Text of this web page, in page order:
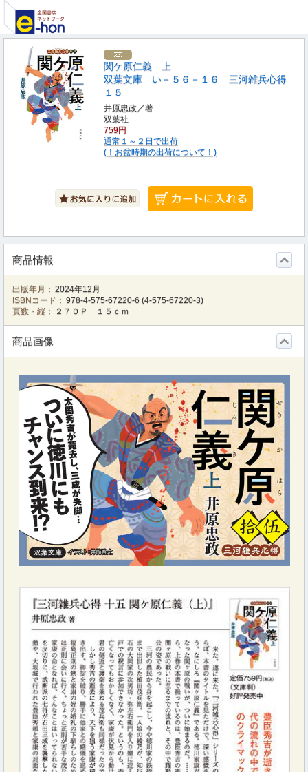
関ケ原仁義 上
双葉文庫 い－５６－１６ 三河雑兵心得
１５
井原忠政／著
双葉社
759円
通常１～２日で出荷
(！お盆時期の出荷について！)
商品情報
出版年月： 2024年12月
ISBNコード： 978-4-575-67220-6 (4-575-67220-3)
頁数・縦：
２７０Ｐ １５ｃｍ
商品画像